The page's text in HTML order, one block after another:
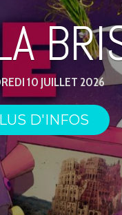
10 JUILLET 2026
D'INFOS